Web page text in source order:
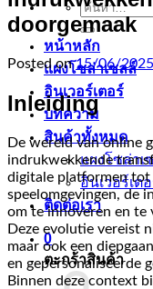
ค้นหา:
หน้าหลัก
แผงโซล่าเซลล์
อินเวอร์เตอร์
บทความ
สินค้าทั้งหมด
แผงโซล่าเ
อินเวอร์เต
ติดต่อเรา
0
ตะกร้าสินค้า
doorgemaak
Posted on15/06/2025
Inleiding
De wereld van online
indrukwekkende
digitale platformen tot
speelomgevingen, de
om te innoveren en te
Deze evolutie vereist
maar ook een
en gepersonaliseerde
Binnen deze context